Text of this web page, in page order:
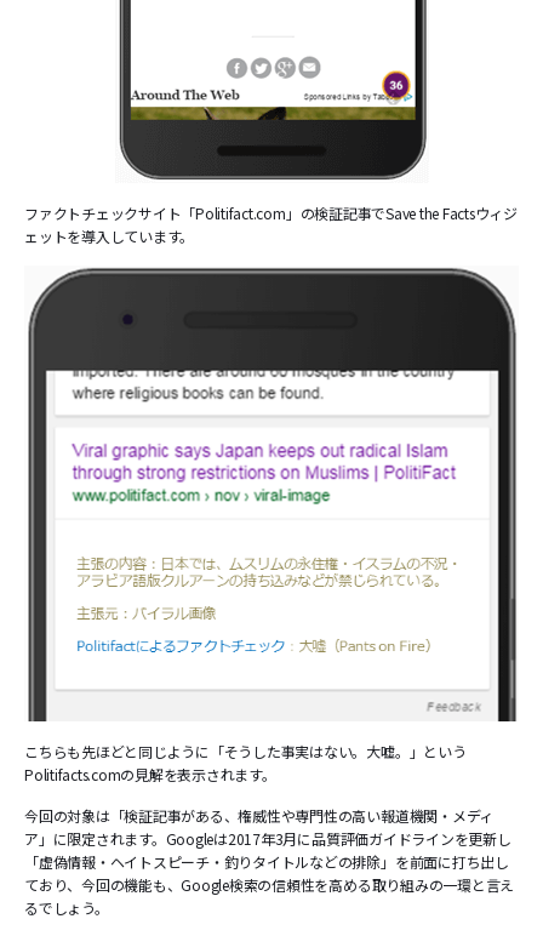
ファクトチェックサイト「Politifact.com」の検証記事でSave the Factsウィジ
ェットを導入しています。
こちらも先ほどと同じように「そうした事実はない。大嘘。」という
Politifacts.comの見解を表示されます。
今回の対象は「検証記事がある、権威性や専門性の高い報道機関・メディ
ア」に限定されます。Googleは2017年3月に品質評価ガイドラインを更新し
「虚偽情報・ヘイトスピーチ・釣りタイトルなどの排除」を前面に打ち出し
ており、今回の機能も、Google検索の信頼性を高める取り組みの一環と言え
るでしょう。